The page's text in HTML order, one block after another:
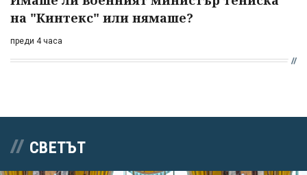
на "Кинтекс" или нямаше?
преди 4 часа
СВЕТЪТ